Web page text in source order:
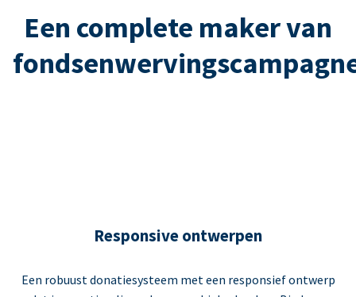
Een complete maker van
Responsive ontwerpen
Een robuust donatiesysteem met een responsief ontwerp